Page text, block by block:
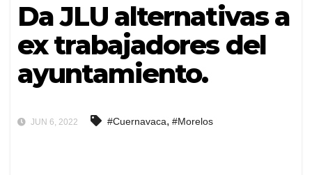
Da JLU alternativas a
ex trabajadores del
ayuntamiento.
JUN 6, 2022 #Cuernavaca, #Morelos